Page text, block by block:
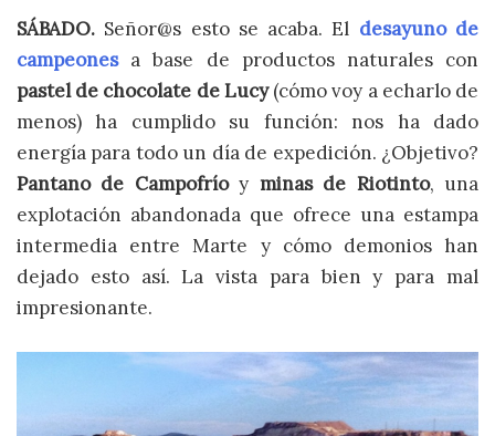
SÁBADO. Señor@s esto se acaba. El desayuno de
campeonesa base de productos naturales con
pastel de chocolate de Lucy(cómo voy a echarlo de
menos) ha cumplido su función: nos ha dado
energía para todo un día de expedición. ¿Objetivo?
Pantano de Campofríoy minas de Riotinto, una
explotación abandonada que ofrece una estampa
intermedia entre Marte y cómo demonios han
dejado esto así. La vista para bien y para mal
impresionante.